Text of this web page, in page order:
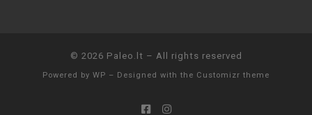
© 2026 Paleo.lt – All rights reserved
Powered by WP – Designed with the Customizr theme